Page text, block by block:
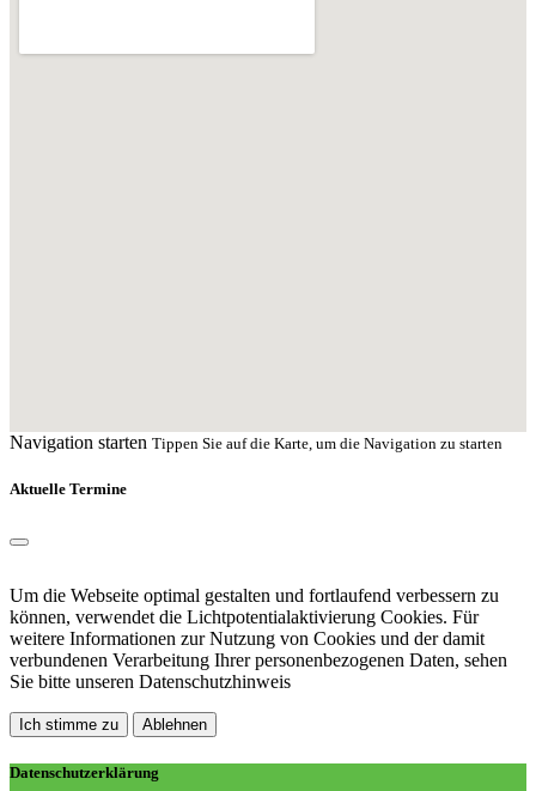
Navigation starten Tippen Sie auf die Karte, um die Navigation zu starten
Aktuelle Termine
Um die Webseite optimal gestalten und fortlaufend verbessern zu
können, verwendet die Lichtpotentialaktivierung Cookies. Für
weitere Informationen zur Nutzung von Cookies und der damit
verbundenen Verarbeitung Ihrer personenbezogenen Daten, sehen
Sie bitte unseren Datenschutzhinweis
Ich stimme zu Ablehnen
Datenschutzerklärung